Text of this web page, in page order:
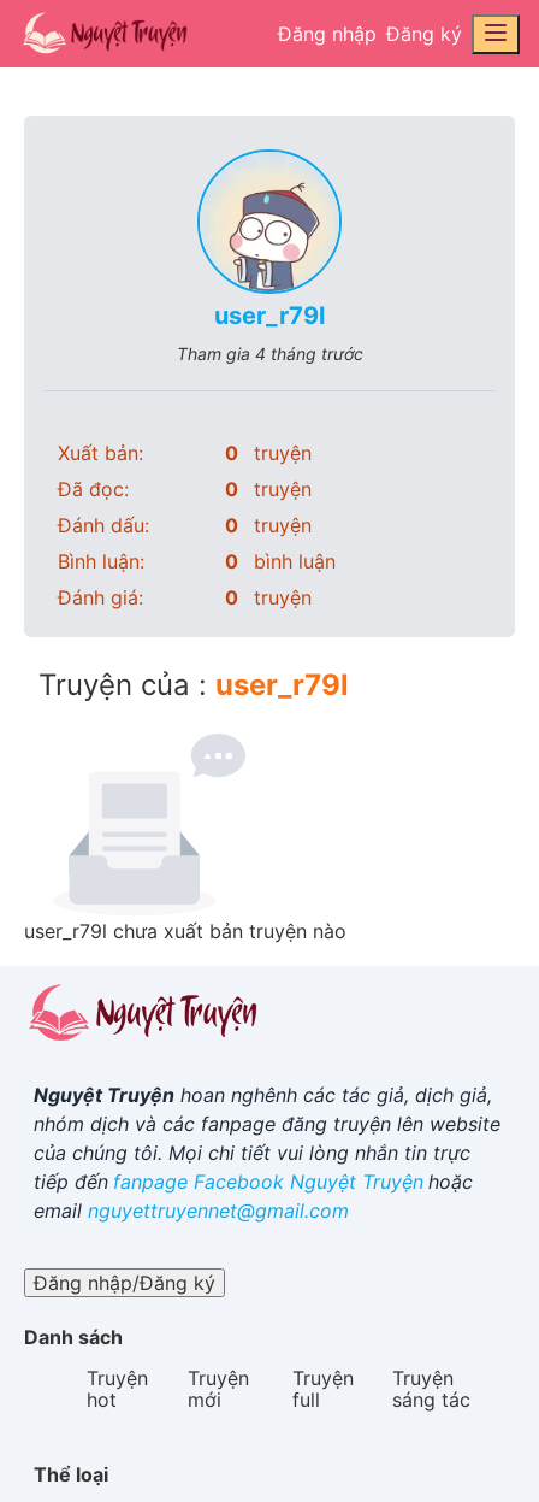
Đăng nhập Đăng ký
user_r79l
Tham gia 4 tháng trước
Xuất bản: 0
truyện
Đã đọc:
0
truyện
Đánh dấu:
0
truyện
Bình luận:
0
bình luận
Đánh giá:
0 truyện
Truyện của : user_r79l
user_r79l chưa xuất bản truyện nào
Nguyệt Truyện hoan nghênh các tác giả, dịch giả,
nhóm dịch và các fanpage đăng truyện lên website
của chúng tôi. Mọi chi tiết vui lòng nhắn tin trực
tiếp đến fanpage Facebook Nguyệt Truyện hoặc
email nguyettruyennet@gmail.com
Đăng nhập/Đăng ký
Danh sách
Truyện
hot
Truyện
mới
Truyện
full
Truyện
sáng tác
Thể loại